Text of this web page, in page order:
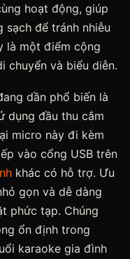
hoạt động, giúp
sạch để tránh nhiễu
là một điểm cộng
chuyển và biểu diễn.
dần phổ biến là
dụng đầu thu cắm
micro này đi kèm
vào cổng USB trên
khác có hỗ trợ. Ưu
gọn và dễ dàng
phức tạp. Chúng
ổn định trong
karaoke gia đình